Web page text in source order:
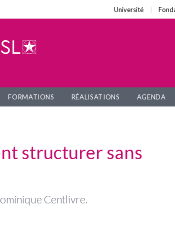
Université
FORMATIONS RÉALISATIONS AGENDA
structurer sans
Centlivre.